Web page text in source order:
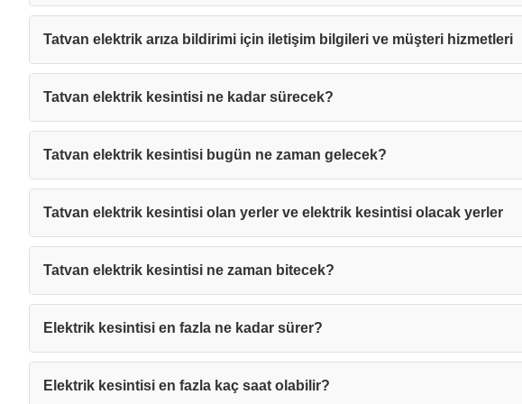
Tatvan elektrik arıza bildirimi için iletişim bilgileri ve müşteri hizmetleri
Tatvan elektrik kesintisi ne kadar sürecek?
Tatvan elektrik kesintisi bugün ne zaman gelecek?
Tatvan elektrik kesintisi olan yerler ve elektrik kesintisi olacak yerler
Tatvan elektrik kesintisi ne zaman bitecek?
Elektrik kesintisi en fazla ne kadar sürer?
Elektrik kesintisi en fazla kaç saat olabilir?